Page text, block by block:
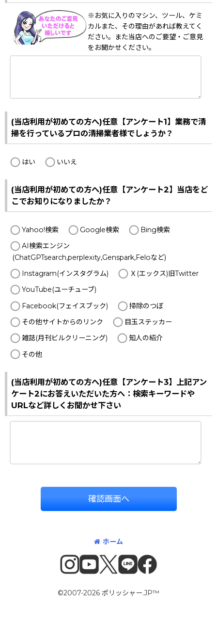
※お気に入りのマシン、ツール、ケミ
カルまた、その理由があれば教えてく
ださい。また当店へのご要望・ご意見
をお聞かせください。
(当店利用が初めての方へ)任意【アンケート1】業務で清
掃を行っているプロの清掃業者様でしょうか？
はい いいえ
(当店利用が初めての方へ)任意【アンケート2】当店をど
こでお知りになりましたか？
Yahoo!検索 Google検索
Bing検索
AI検索エンジン
(ChatGPTsearch,perplexity,Genspark,Feloなど)
Instagram(インスタグラム)
Ｘ(エックス)旧Twitter
YouTube(ユーチューブ)
Facebook(フェイスブック)
掃除のつぼ
その他サイトからのリンク
目玉ステッカー
雑誌(月刊ビルクリーニング)
知人の紹介
その他
(当店利用が初めての方へ)任意【アンケート3】上記アン
ケート2にお答えいただいた方へ：検索キーワードや
URLなど詳しくお聞かせ下さい
確認画面へ
ホーム
©2007-2026 ポリッシャー.JP™